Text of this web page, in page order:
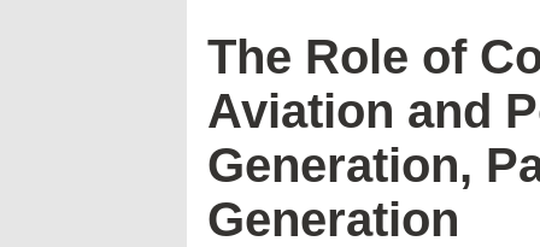
The Role of
Aviation and
Generation,
Generation